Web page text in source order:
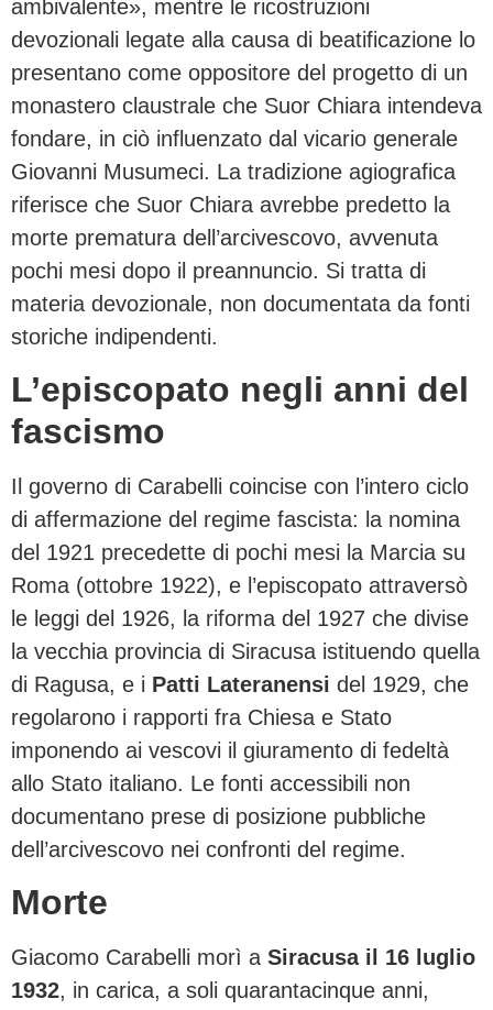
ambivalente», mentre le ricostruzioni
devozionali legate alla causa di beatificazione lo
presentano come oppositore del progetto di un
monastero claustrale che Suor Chiara intendeva
fondare, in ciò influenzato dal vicario generale
Giovanni Musumeci. La tradizione agiografica
riferisce che Suor Chiara avrebbe predetto la
morte prematura dell’arcivescovo, avvenuta
pochi mesi dopo il preannuncio. Si tratta di
materia devozionale, non documentata da fonti
storiche indipendenti.
L’episcopato negli anni del
fascismo
Il governo di Carabelli coincise con l’intero ciclo
di affermazione del regime fascista: la nomina
del 1921 precedette di pochi mesi la Marcia su
Roma (ottobre 1922), e l’episcopato attraversò
le leggi del 1926, la riforma del 1927 che divise
la vecchia provincia di Siracusa istituendo quella
di Ragusa, e i Patti Lateranensi del 1929, che
regolarono i rapporti fra Chiesa e Stato
imponendo ai vescovi il giuramento di fedeltà
allo Stato italiano. Le fonti accessibili non
documentano prese di posizione pubbliche
dell’arcivescovo nei confronti del regime.
Morte
Giacomo Carabelli morì a Siracusa il 16 luglio
1932, in carica, a soli quarantacinque anni,